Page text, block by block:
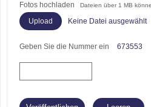
Fotos hochladen Dateien über 1 MB
Keine Datei ausgewählt
Geben Sie die Nummer ein 673553